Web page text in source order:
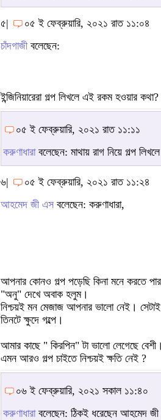
৫|
০৫ ই ফেব্রুয়ারি, ২০২১ রাত ১১:০৪
চাঁদগাজীবলেছেন:
ইন্জিনিয়ারেরা গল্প লিখলে এই রকম হওয়ার কথা?
০৫ ই ফেব্রুয়ারি, ২০২১ রাত ১১:১১
করুণাধারাবলেছেন: মাথায় রাগ নিয়ে গল্প
৬|
০৫ ই ফেব্রুয়ারি, ২০২১ রাত ১১:২৪
আহমেদ জী এস বলেছেন: করুণাধারা,
আপনার কোনও গল্প পড়েছি কিনা মনে করতে
"অনু" দেখে অবাক হলুম।
নিশ্চয়ই মন মেজাজ আপনার ভালো নেই।
তিনটে ক্ষুদে গল্পে।
আমার কাছে " কিরপিন" টা ভালো লেগেছে
এমন আরও গল্প চাইতে নিশ্চয়ই ক্ষতি নেই ?
০৬ ই ফেব্রুয়ারি, ২০২১ সকাল ১১:৪০
করুণাধারাবলেছেন: ঠিকই ধরেছেন আহমেদ জী